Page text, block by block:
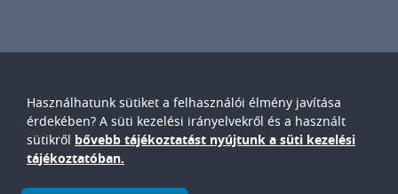
Használhatunk sütiket a felhasználói élmény javítása
érdekében? A süti kezelési irányelvekről és a használt
sütikről bővebb tájékoztatást nyújtunk a süti kezelési
tájékoztatóban.
IMAGE
Győr-Moson-Sopron Vármegyei
Petz Aladár
Egyetemi Oktató Kórház
© Győr-Moson-Sopron Vármegyei Petz Aladár Egyetemi Oktató